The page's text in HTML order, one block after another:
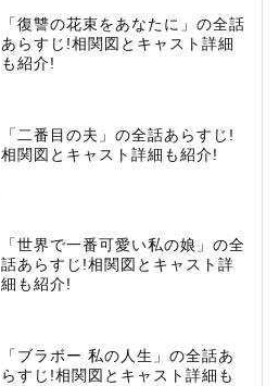
「復讐の花束をあなたに」の全話
あらすじ!相関図とキャスト詳細
も紹介!
「二番目の夫」の全話あらすじ!
相関図とキャスト詳細も紹介!
「世界で一番可愛い私の娘」の全
話あらすじ!相関図とキャスト詳
細も紹介!
「ブラボー 私の人生」の全話あ
らすじ!相関図とキャスト詳細も